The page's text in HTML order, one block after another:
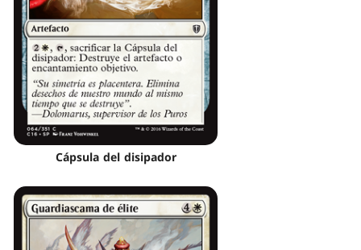
Cápsula del disipador